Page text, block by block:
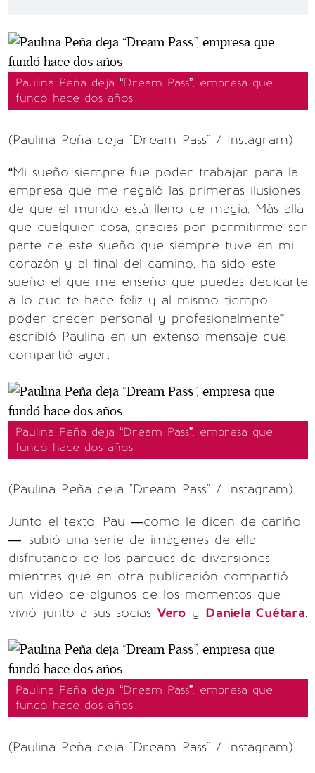
Paulina Peña deja “Dream Pass”, empresa que
fundó hace dos años
(Paulina Peña deja "Dream Pass" / Instagram)
“Mi sueño siempre fue poder trabajar para la
empresa que me regaló las primeras ilusiones
de que el mundo está lleno de magia. Más allá
que cualquier cosa, gracias por permitirme ser
parte de este sueño que siempre tuve en mi
corazón y al final del camino, ha sido este
sueño el que me enseño que puedes dedicarte
a lo que te hace feliz y al mismo tiempo
poder crecer personal y profesionalmente”,
escribió Paulina en un extenso mensaje que
compartió ayer.
Paulina Peña deja “Dream Pass”, empresa que
fundó hace dos años
(Paulina Peña deja "Dream Pass" / Instagram)
Junto el texto, Pau —como le dicen de cariño
—, subió una serie de imágenes de ella
disfrutando de los parques de diversiones,
mientras que en otra publicación compartió
un video de algunos de los momentos que
vivió junto a sus socias Vero y Daniela Cuétara.
Paulina Peña deja “Dream Pass”, empresa que
fundó hace dos años
(Paulina Peña deja "Dream Pass" / Instagram)